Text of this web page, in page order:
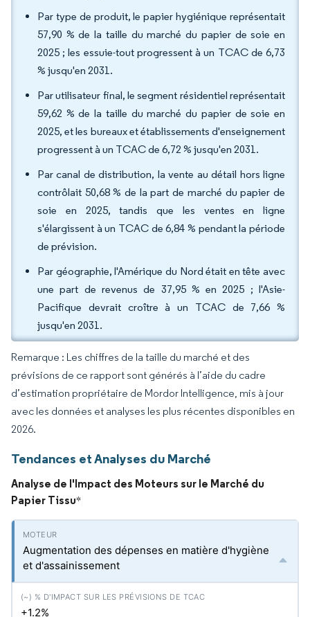
Par type de produit, le papier hygiénique représentait
57,90 % de la taille du marché du papier de soie en
2025 ; les essuie-tout progressent à un TCAC de 6,73
% jusqu'en 2031.
Par utilisateur final, le segment résidentiel représentait
59,62 % de la taille du marché du papier de soie en
2025, et les bureaux et établissements d'enseignement
progressent à un TCAC de 6,72 % jusqu'en 2031.
Par canal de distribution, la vente au détail hors ligne
contrôlait 50,68 % de la part de marché du papier de
soie en 2025, tandis que les ventes en ligne
s'élargissent à un TCAC de 6,84 % pendant la période
de prévision.
Par géographie, l'Amérique du Nord était en tête avec
une part de revenus de 37,95 % en 2025 ; l'Asie-
Pacifique devrait croître à un TCAC de 7,66 %
jusqu'en 2031.
Remarque : Les chiffres de la taille du marché et des
prévisions de ce rapport sont générés à l’aide du cadre
d’estimation propriétaire de Mordor Intelligence, mis à jour
avec les données et analyses les plus récentes disponibles en
2026.
Tendances et Analyses du Marché
Analyse de l'Impact des Moteurs sur le Marché du
Papier Tissu*
Augmentation des dépenses en matière d'hygiène
et d'assainissement
+1.2%